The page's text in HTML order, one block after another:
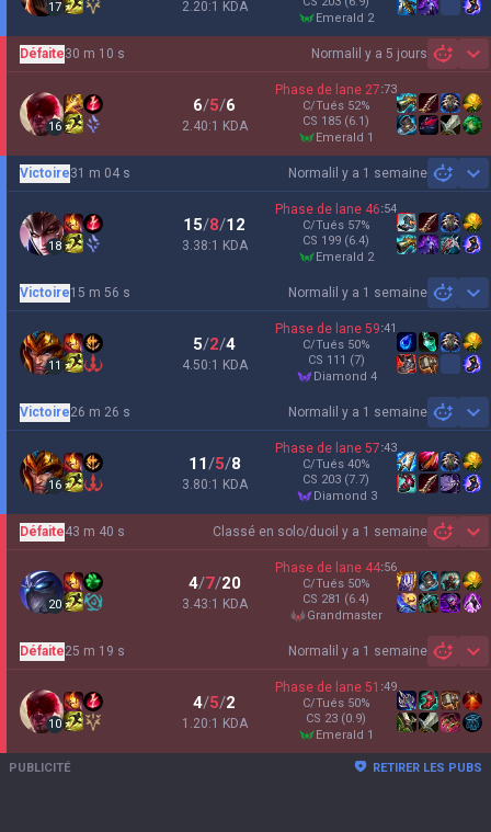
17 2.20:1 KDA
emerald 2
Normal il y a 5 jours
Défaite30 m 10 s
16
6/5/6
2.40:1 KDA
Phase de lane 27:73
C/Tués 52%
CS 185 (6.1)
emerald 1
Normal il y a 1 semaine
Victoire31 m 04 s
18
15/8/12
3.38:1 KDA
Phase de lane 46:54
C/Tués 57%
CS 199 (6.4)
emerald 2
Normal il y a 1 semaine
Victoire15 m 56 s
11
5/2/4
4.50:1 KDA
Phase de lane 59:41
C/Tués 50%
CS 111 (7)
diamond 4
Normal il y a 1 semaine
Victoire26 m 26 s
16
11/5/8
3.80:1 KDA
Phase de lane 57:43
C/Tués 40%
CS 203 (7.7)
diamond 3
Classé en solo/duoil y a 1 semaine
Défaite43 m 40 s
20
4/7/20
3.43:1 KDA
Phase de lane 44:56
C/Tués 50%
CS 281 (6.4)
grandmaster
Normal il y a 1 semaine
Défaite25 m 19 s
10
4/5/2
1.20:1 KDA
Phase de lane 51 :49
C/Tués 50%
CS 23 (0.9)
emerald 1
PUBLICITÉ RETIRER LES PUBS